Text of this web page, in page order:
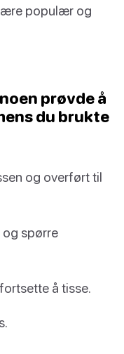
populær og
prøvde å
du brukte
og overført til
og spørre
å tisse.